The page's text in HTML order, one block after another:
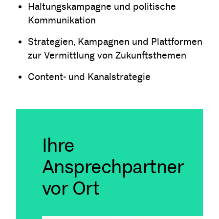
Haltungskampagne und politische
Kommunikation
Strategien, Kampagnen und Plattformen
zur Vermittlung von Zukunftsthemen
Content- und Kanalstrategie
Ihre
Ansprechpartner
vor Ort